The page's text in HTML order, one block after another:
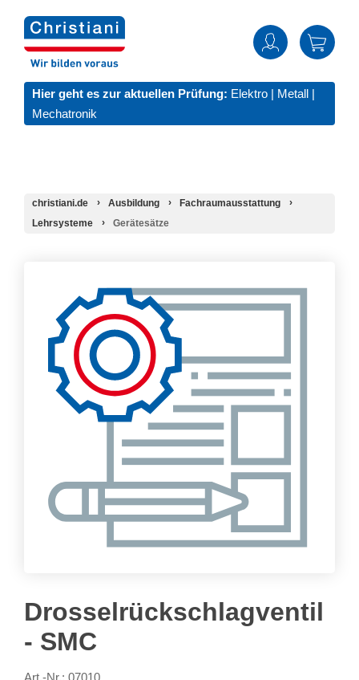
Hier geht es zur aktuellen Prüfung: Elektro | Metall |
Mechatronik
christiani.de Ausbildung
Fachraumausstattung
Lehrsysteme
Gerätesätze
Drosselrückschlagventil
- SMC